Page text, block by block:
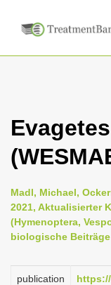
Madl, Michael,
2021, Aktualisierter
(Hymenoptera,
biologische Beiträge
publication